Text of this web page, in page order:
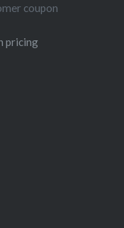
coupon
pricing